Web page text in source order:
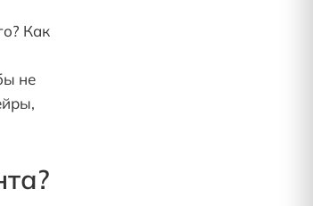
Как
не